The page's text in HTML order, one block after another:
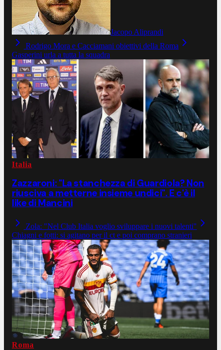
Jacopo Aliprandi
Rodrigo Mora e Cacciamani obiettivi della Roma
Gasperini urla a tutta la squadra
Italia
Zazzaroni: "La stanchezza di Guardiola? Non
riusciva a metterne insieme undici". E c'è il
like di Mancini
Zola: "Nel Club Italia voglio sviluppare i nuovi talenti"
Chiagni e fotti: si agitano per il ct e poi comprano stranieri
Roma